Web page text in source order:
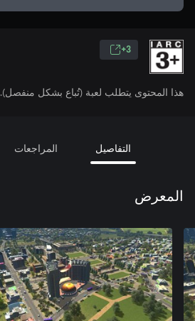
3+
هذا المحتوى يتطلب لعبة (تُباع بشكل منفصل).
التفاصيل المراجعات
المعرض